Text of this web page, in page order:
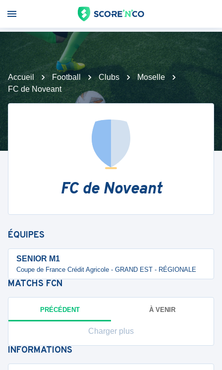
Accueil Football Clubs
Moselle
FC de Noveant
FC de Noveant
ÉQUIPES
SENIOR M1
Coupe de France Crédit Agricole - GRAND EST - RÉGIONALE
MATCHS FCN
PRÉCÉDENT À VENIR
Charger plus
INFORMATIONS